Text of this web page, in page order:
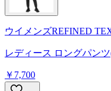
ウイメンズREFINED
レディース ロングパンツ
￥7,700